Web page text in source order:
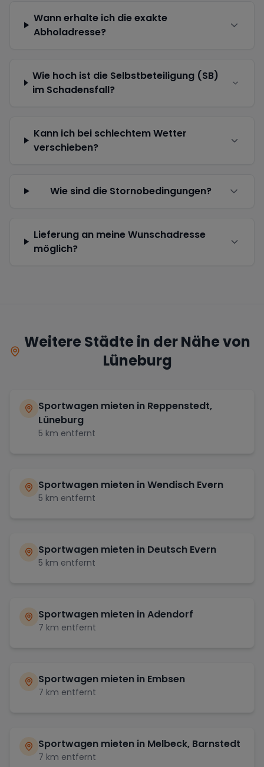
Wann erhalte ich die exakte
Abholadresse?
Wie hoch ist die Selbstbeteiligung (SB)
im Schadensfall?
Kann ich bei schlechtem Wetter
verschieben?
Wie sind die Stornobedingungen?
Lieferung an meine Wunschadresse
möglich?
Weitere Städte in der Nähe von
Lüneburg
Sportwagen mieten in Reppenstedt,
Lüneburg
5 km entfernt
Sportwagen mieten inWendisch Evern
5 km entfernt
Sportwagen mieten in Deutsch Evern
5 km entfernt
Sportwagen mieten inAdendorf
7 km entfernt
Sportwagen mieten in Embsen
7 km entfernt
Sportwagen mieten in Melbeck, Barnstedt
7 km entfernt